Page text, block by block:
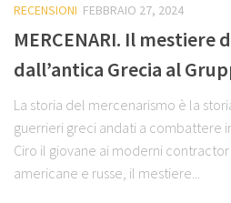
RECENSIONI FEBBRAIO 27, 2024
MERCENARI. Il mestiere
dall’antica Grecia al
La storia del mercenarismo è la
guerrieri greci andati a combattere
Ciro il giovane ai moderni
americane e russe, il mestiere...